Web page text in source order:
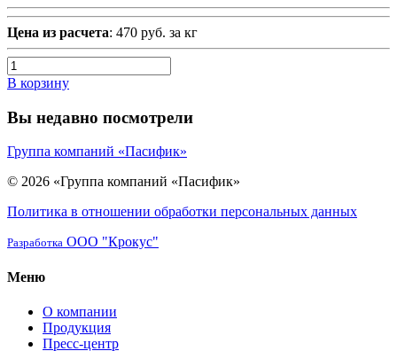
Цена из расчета: 470 руб. за кг
В корзину
Вы недавно посмотрели
Группа компаний «Пасифик»
© 2026 «Группа компаний «Пасифик»
Политика в отношении обработки персональных данных
Разработка ООО "Крокус"
Меню
О компании
Продукция
Пресс-центр